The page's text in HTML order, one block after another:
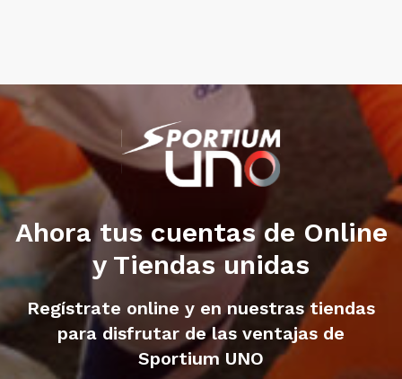
Ahora tus cuentas de Online
y Tiendas unidas
Regístrate online y en nuestras tiendas
para disfrutar de las ventajas de
Sportium UNO